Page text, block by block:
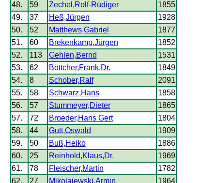
48.
59 Zechel,Rolf-Rüdiger
1855
49.
37 Heß,Jürgen
1928
50.
52 Matthews,Gabriel
1877
51.
60 Brekenkamp,Jürgen
1852
52.
113 Gehlen,Bernd
1531
53.
62 Böttcher,Frank,Dr.
1849
54.
8 Schober,Ralf
2091
55.
58 Schwarz,Hans
1858
56.
57 Stummeyer,Dieter
1865
57.
72 Broeder,Hans Gert
1804
58.
44 Gutt,Oswald
1909
59.
50 Buß,Heiko
1886
60.
25 Reinhold,Klaus,Dr.
1969
61.
78 Fleischer,Martin
1782
62.
27 Mikolajewski,Armin
1964